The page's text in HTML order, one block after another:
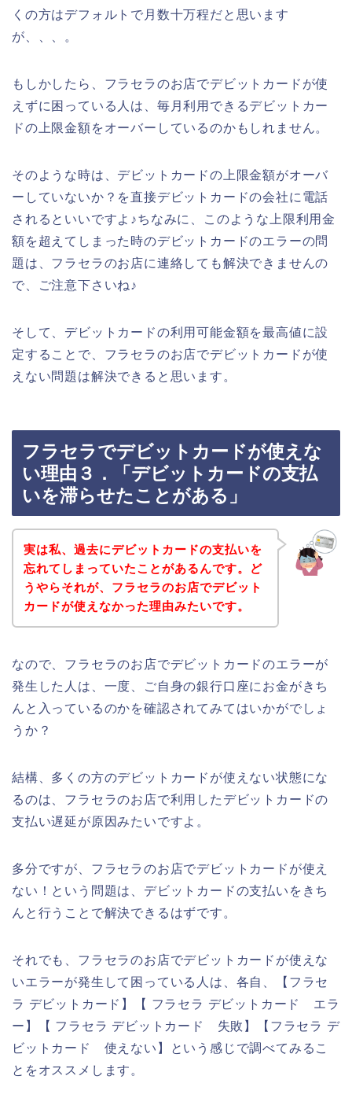
くの方はデフォルトで月数十万程だと思います
が、、、。
もしかしたら、フラセラのお店でデビットカードが使
えずに困っている人は、毎月利用できるデビットカー
ドの上限金額をオーバーしているのかもしれません。
そのような時は、デビットカードの上限金額がオーバ
ーしていないか？を直接デビットカードの会社に電話
されるといいですよ♪ちなみに、このような上限利用金
額を超えてしまった時のデビットカードのエラーの問
題は、フラセラのお店に連絡しても解決できませんの
で、ご注意下さいね♪
そして、デビットカードの利用可能金額を最高値に設
定することで、フラセラのお店でデビットカードが使
えない問題は解決できると思います。
フラセラでデビットカードが使えな
い理由３．「デビットカードの支払
いを滞らせたことがある」
実は私、過去にデビットカードの支払いを
忘れてしまっていたことがあるんです。ど
うやらそれが、フラセラのお店でデビット
カードが使えなかった理由みたいです。
なので、フラセラのお店でデビットカードのエラーが
発生した人は、一度、ご自身の銀行口座にお金がきち
んと入っているのかを確認されてみてはいかがでしょ
うか？
結構、多くの方のデビットカードが使えない状態にな
るのは、フラセラのお店で利用したデビットカードの
支払い遅延が原因みたいですよ。
多分ですが、フラセラのお店でデビットカードが使え
ない！という問題は、デビットカードの支払いをきち
んと行うことで解決できるはずです。
それでも、フラセラのお店でデビットカードが使えな
いエラーが発生して困っている人は、各自、【フラセ
ラ デビットカード】【 フラセラ デビットカード エラ
ー】【 フラセラ デビットカード 失敗】【フラセラ デ
ビットカード 使えない】という感じで調べてみるこ
とをオススメします。